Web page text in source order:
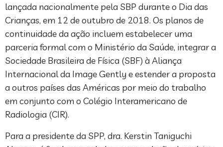
lançada nacionalmente pela SBP durante o Dia das
Crianças, em 12 de outubro de 2018. Os planos de
continuidade da ação incluem estabelecer uma
parceria formal com o Ministério da Saúde, integrar a
Sociedade Brasileira de Física (SBF) à Aliança
Internacional da Image Gently e estender a proposta
a outros países das Américas por meio do trabalho
em conjunto com o Colégio Interamericano de
Radiologia (CIR).
Para a presidente da SPP, dra. Kerstin Taniguchi